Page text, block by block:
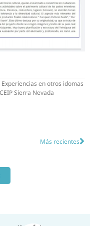
Experiencias en otros idomas
Sierra Nevada
Más recientes